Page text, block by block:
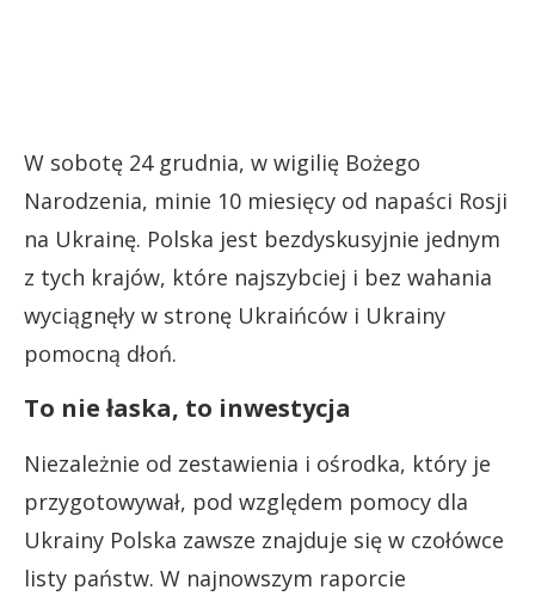
W sobotę 24 grudnia, w wigilię Bożego
Narodzenia, minie 10 miesięcy od napaści Rosji
na Ukrainę. Polska jest bezdyskusyjnie jednym
z tych krajów, które najszybciej i bez wahania
wyciągnęły w stronę Ukraińców i Ukrainy
pomocną dłoń.
To nie łaska, to inwestycja
Niezależnie od zestawienia i ośrodka, który je
przygotowywał, pod względem pomocy dla
Ukrainy Polska zawsze znajduje się w czołówce
listy państw. W najnowszym raporcie